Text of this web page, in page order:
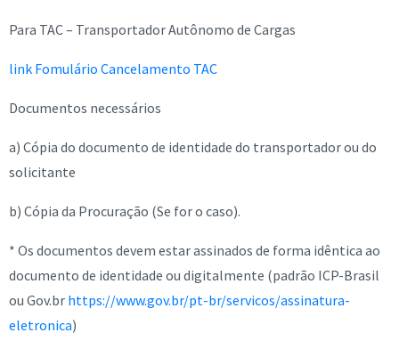
Para TAC – Transportador Autônomo de Cargas
link Fomulário Cancelamento TAC
Documentos necessários
a) Cópia do documento de identidade do transportador ou do
solicitante
b) Cópia da Procuração (Se for o caso).
* Os documentos devem estar assinados de forma idêntica ao
documento de identidade ou digitalmente (padrão ICP-Brasil
ou Gov.br https://www.gov.br/pt-br/servicos/assinatura-
eletronica)